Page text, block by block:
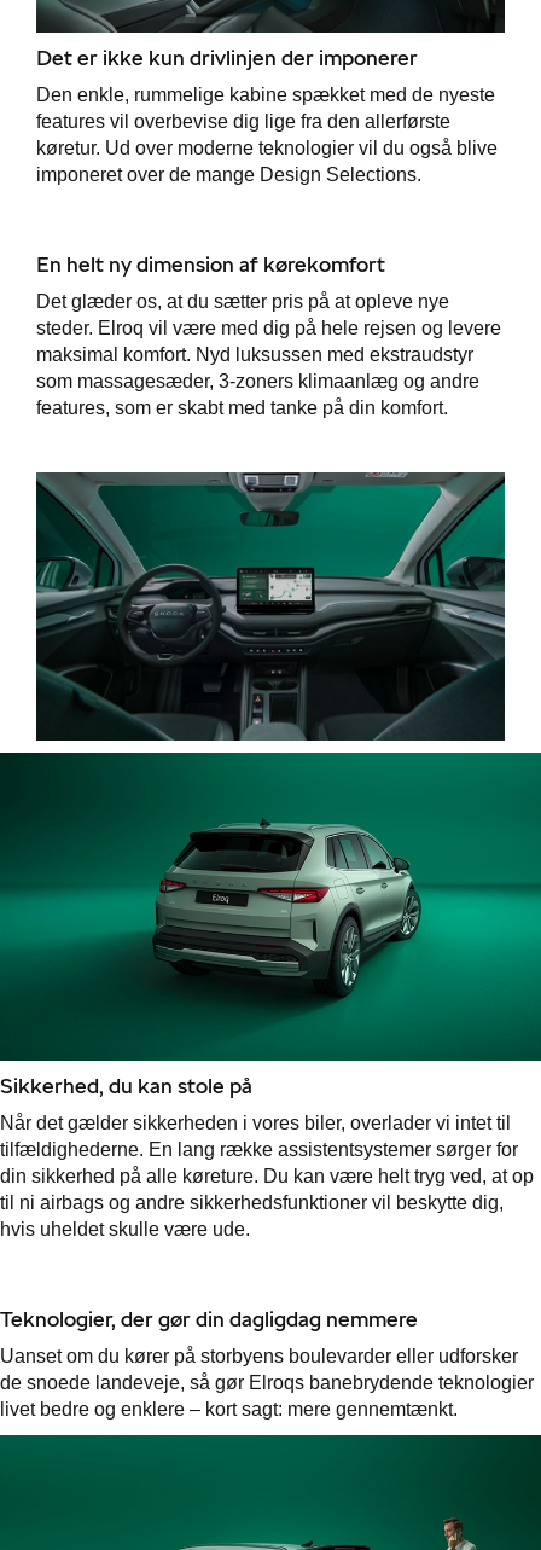
til hurtig
Det er ikke kun drivlinjen der imponerer
Den enkle, rummelige kabine spækket med de nyeste
features vil overbevise dig lige fra den allerførste
køretur. Ud over moderne teknologier vil du også blive
imponeret over de mange Design Selections.
En helt ny dimension af kørekomfort
Det glæder os, at du sætter pris på at opleve nye
steder. Elroq vil være med dig på hele rejsen og levere
maksimal komfort. Nyd luksussen med ekstraudstyr
som massagesæder, 3-zoners klimaanlæg og andre
features, som er skabt med tanke på din komfort.
Sikkerhed, du kan stole på
Når det gælder sikkerheden i vores biler, overlader vi intet til
tilfældighederne. En lang række assistentsystemer sørger for
din sikkerhed på alle køreture. Du kan være helt tryg ved, at op
til ni airbags og andre sikkerhedsfunktioner vil beskytte dig,
hvis uheldet skulle være ude.
Teknologier, der gør din dagligdag nemmere
Uanset om du kører på storbyens boulevarder eller udforsker
de snoede landeveje, så gør Elroqs banebrydende teknologier
livet bedre og enklere – kort sagt: mere gennemtænkt.